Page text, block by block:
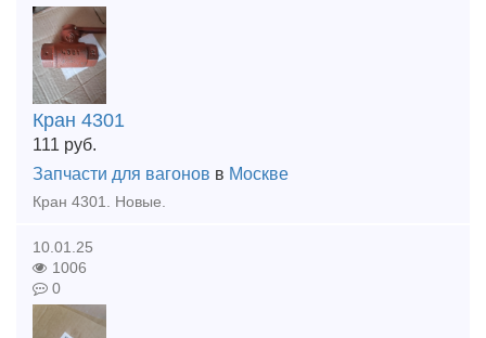
Кран 4301
111 руб.
Запчасти для вагонов в Москве
Кран 4301. Новые.
10.01.25
1006
0